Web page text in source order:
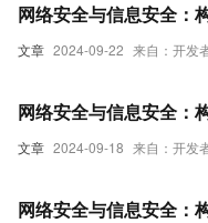
文章 2024-09-22 来自：开发
网络安全与信息安全：
文章 2024-09-18 来自：开发
网络安全与信息安全：
网络安全与信息安全：